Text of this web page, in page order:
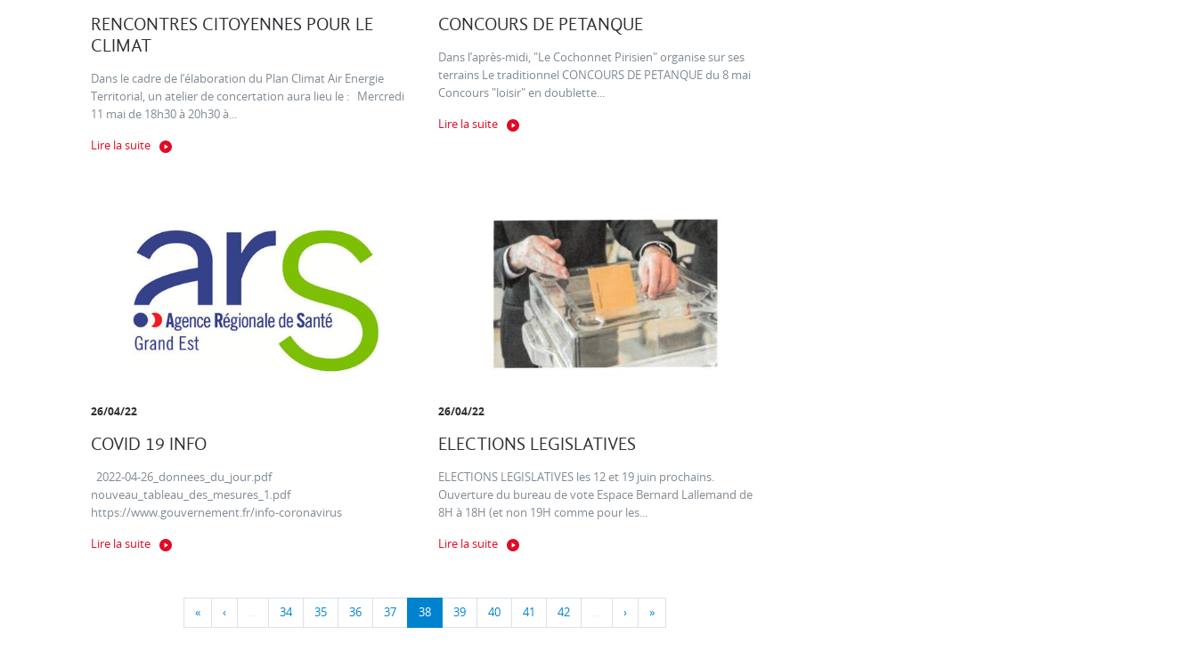
RENCONTRES CITOYENNES POUR LE
CLIMAT
Dans le cadre de l’élaboration du Plan Climat Air Energie
Territorial, un atelier de concertation aura lieu le : Mercredi
11 mai de 18h30 à 20h30 à...
Lire la suite
CONCOURS DE PETANQUE
Dans l’après-midi, "Le Cochonnet Pirisien" organise sur ses
terrains Le traditionnel CONCOURS DE PETANQUE du 8 mai
Concours "loisir" en doublette...
Lire la suite
26/04/22
COVID 19 INFO
2022-04-26_donnees_du_jour.pdf
nouveau_tableau_des_mesures_1.pdf
https://www.gouvernement.fr/info-coronavirus
Lire la suite
26/04/22
ELECTIONS LEGISLATIVES
ELECTIONS LEGISLATIVES les 12 et 19 juin prochains.
Ouverture du bureau de vote Espace Bernard Lallemand de
8H à 18H (et non 19H comme pour les...
Lire la suite
« ‹ … 34 35 36 37 38 39 40 41 42 … › »